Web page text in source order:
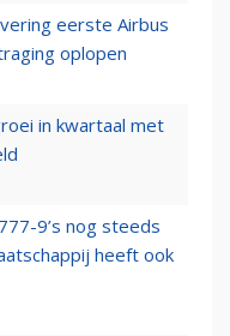
eerste Airbus
oplopen
in kwartaal met
9’s nog steeds
heeft ook